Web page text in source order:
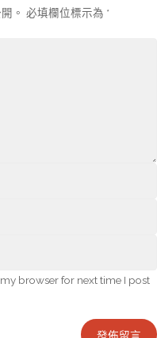
。 必填欄位標示為 *
browser for next time I post